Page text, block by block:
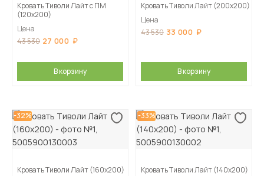
Кровать Тиволи Лайт с ПМ
(120х200)
Цена
43 530 27 000
В корзину
Кровать Тиволи Лайт (200х200)
Цена
43 530 33 000
В корзину
-32%
Кровать Тиволи Лайт (160х200)
-33%
Кровать Тиволи Лайт (140х200)